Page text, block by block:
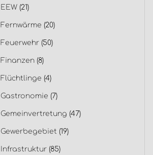
EEW(21)
Fernwärme (20)
Feuerwehr(50)
Finanzen(8)
Flüchtlinge (4)
Gastronomie (7)
Gemeinvertretung (47)
Gewerbegebiet (19)
Infrastruktur(85)